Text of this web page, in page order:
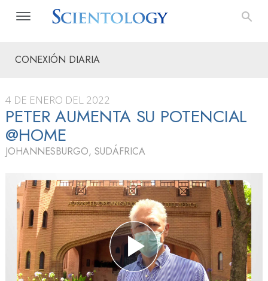
CONEXIÓN DIARIA
4 DE ENERO DEL 2022
PETER AUMENTA SU POTENCIAL
@HOME
JOHANNESBURGO, SUDÁFRICA